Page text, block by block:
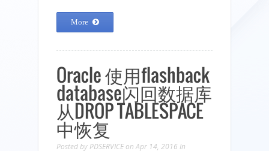
More
Oracle 使用flashback
database闪回数据库
从DROP TABLESPACE
中恢复
Posted by PDSERVICE on Apr 14, 2016 In